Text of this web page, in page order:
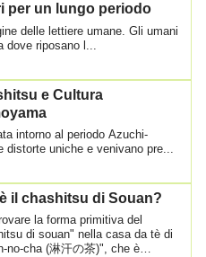
per un lungo periodo
delle lettiere umane. Gli umani
riposano l...
e Cultura
intorno al periodo Azuchi-
distorte uniche e venivano pre...
il chashitsu di Souan?
la forma primitiva del
di souan" nella casa da tè di
no-cha (淋汗の茶)", che è